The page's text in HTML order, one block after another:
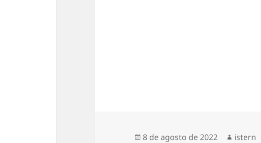
Publicado
8 de agosto de 2022 Autor
istern